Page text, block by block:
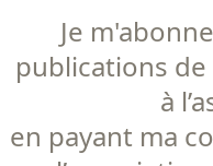
Je
publications de
à
en payant ma